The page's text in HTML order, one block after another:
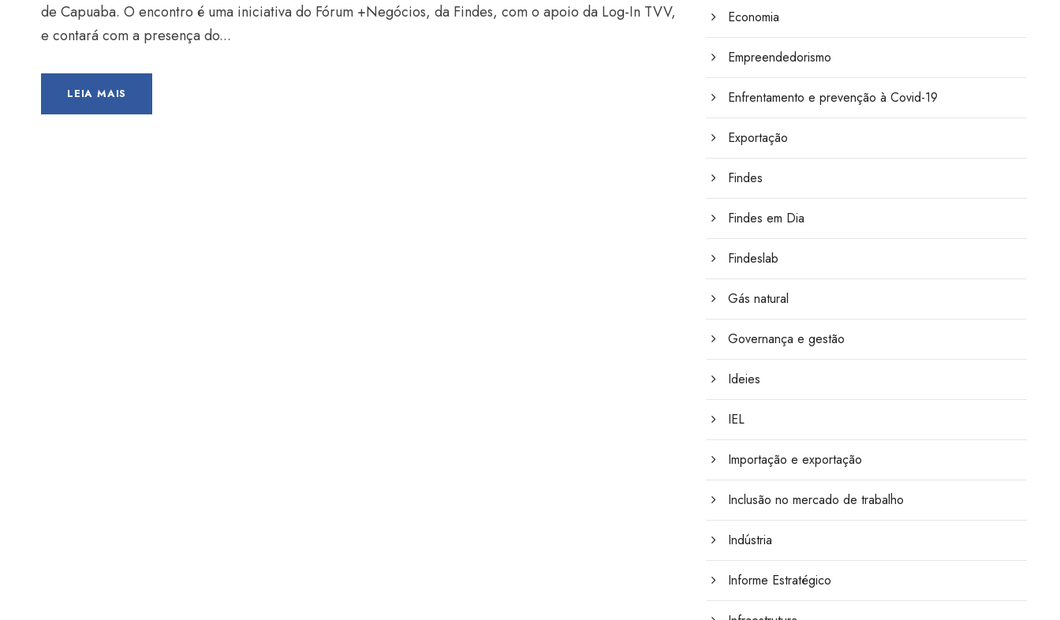
de Capuaba. O encontro é uma iniciativa do Fórum +Negócios, da Findes, com o apoio da Log-In TVV,
e contará com a presença do...
LEIA MAIS
Economia
Empreendedorismo
Enfrentamento e prevenção à Covid-19
Exportação
Findes
Findes em Dia
Findeslab
Gás natural
Governança e gestão
Ideies
IEL
Importação e exportação
Inclusão no mercado de trabalho
Indústria
Informe Estratégico